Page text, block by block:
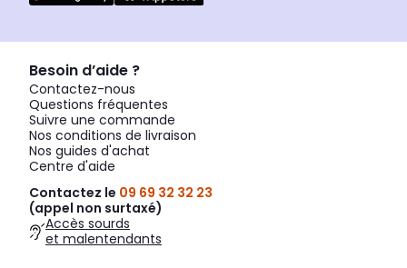
Besoin d’aide ?
Contactez-nous
Questions fréquentes
Suivre une commande
Nos conditions de livraison
Nos guides d'achat
Centre d'aide
Contactez le 09 69 32 32 23
(appel non surtaxé)
Accès sourds
et malentendants